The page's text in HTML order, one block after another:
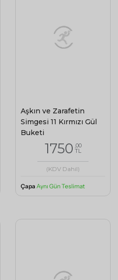
Aşkın ve Zarafetin
Simgesi 11 Kırmızı Gül
Buketi
1750 ,00
TL
(KDV Dahil)
Çapa Aynı Gün Teslimat